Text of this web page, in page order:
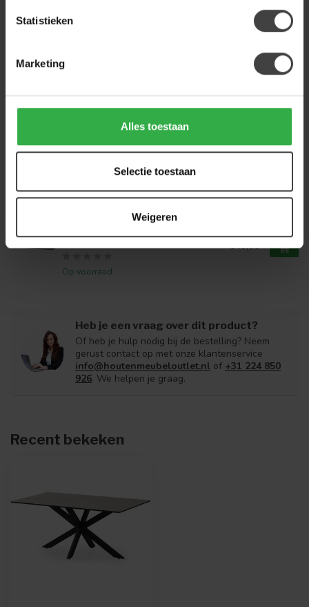
Statistieken
Marketing
Alles toestaan
Selectie toestaan
Weigeren
Deens Ovaal 220 x 103 cm -
Diverse kleuren 1.049,00
Nijwie Zwevend tv meubel
Nijwie Zwevend tv meubel
Montano 220 cm - 10 kleuren
Op voorraad
849,00
Heb je een vraag over dit product?
Of heb je hulp nodig bij de bestelling? Neem
gerust contact op met onze klantenservice
info@houtenmeubeloutlet.nl of +31 224 850
926. We helpen je graag.
Recent bekeken